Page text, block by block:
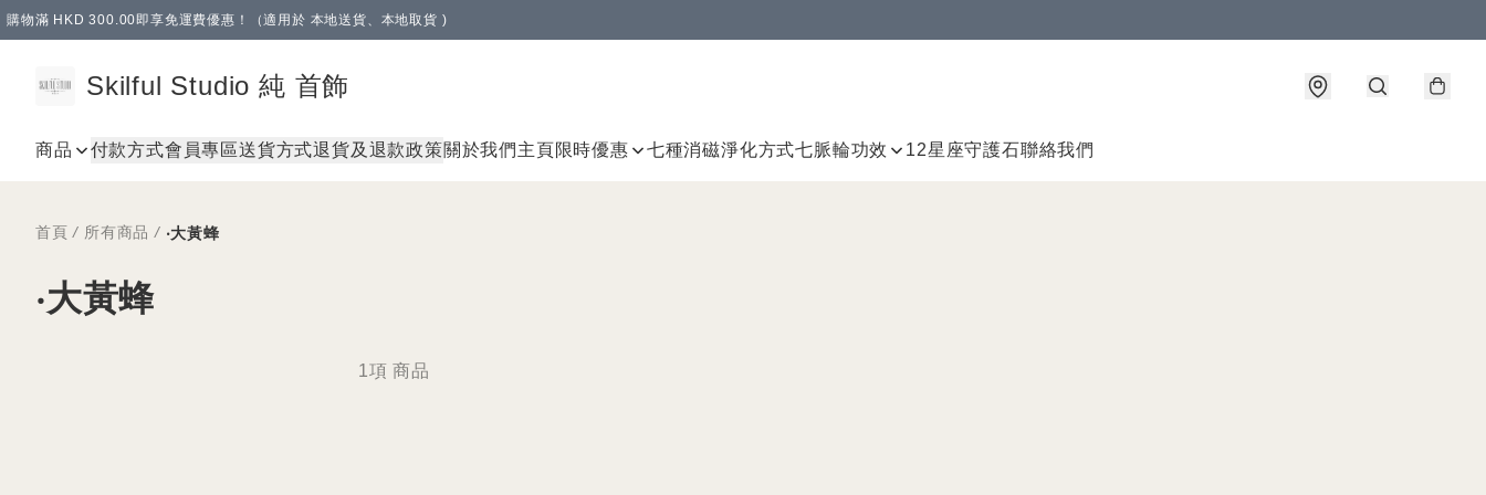
購物滿 HKD 300.00即享免運費優惠！（適用於 本地送貨、本地取貨 )
Skilful Studio 純 首飾
商品 付款方式會員專區送貨方式退貨及退款政策關於我們 主頁限時優惠 七種消磁淨化方式七脈輪功效 12星座守護石聯絡我們
首頁 / 所有商品 / ‧大黃蜂
‧大黃蜂
1項 商品